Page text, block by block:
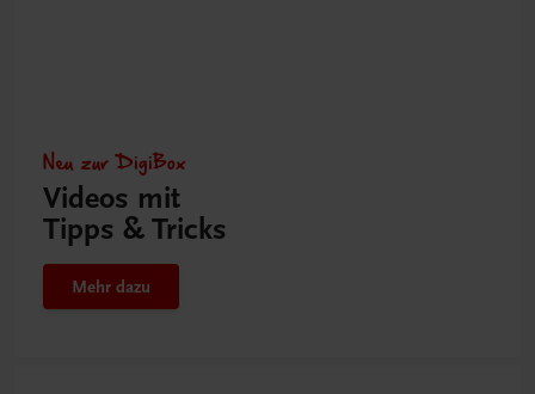
Neu zur DigiBox
Videos mit
Tipps & Tricks
Mehr dazu